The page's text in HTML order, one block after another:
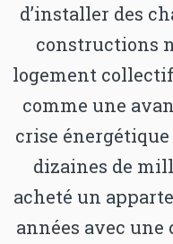
d’installer des
constructions
logement
comme une
crise
dizaines de
acheté un
années avec une